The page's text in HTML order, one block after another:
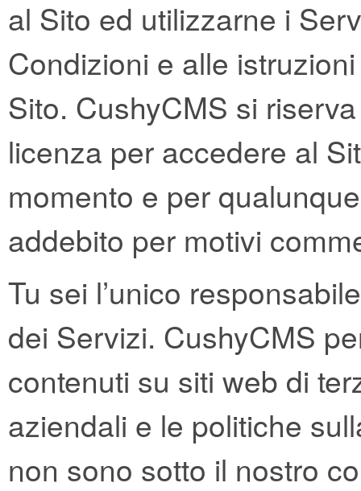
al Sito ed utilizzarne i
Condizioni e alle
Sito. CushyCMS si
licenza per accedere al
momento e per
addebito per motivi
Tu sei l’unico
dei Servizi. CushyCMS
contenuti su siti web di
aziendali e le politiche
non sono sotto il nostro